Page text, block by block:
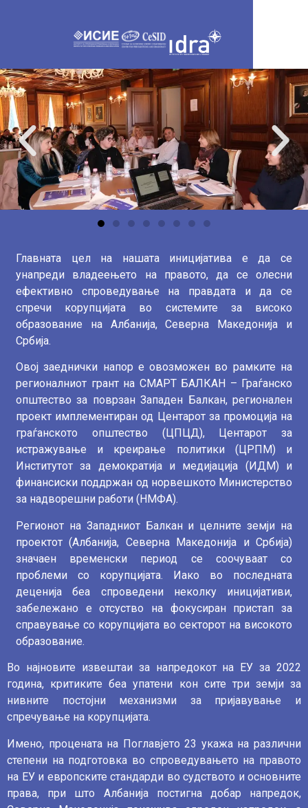
Главната цел на нашата иницијатива е да се
унапреди владеењето на правото, да се олесни
ефективно спроведување на правдата и да се
спречи корупцијата во системите за високо
образование на Албанија, Северна Македонија и
Србија.
Овој заеднички напор е овозможен во рамките на
регионалниот грант на СМАРТ БАЛКАН – Граѓанско
општество за поврзан Западен Балкан, регионален
проект имплементиран од Центарот за промоција на
граѓанското општество (ЦПЦД), Центарот за
истражување и креирање политики (ЦРПМ) и
Институтот за демократија и медијација (ИДМ) и
финансиски поддржан од норвешкото Министерство
за надворешни работи (НМФА).
Регионот на Западниот Балкан и целните земји на
проектот (Албанија, Северна Македонија и Србија)
значаен временски период се соочуваат со
проблеми со корупцијата. Иако во последната
деценија беа спроведени неколку иницијативи,
забележано е отсуство на фокусиран пристап за
справување со корупцијата во секторот на високото
образование.
Во најновите извештаи за напредокот на ЕУ за 2022
година, критиките беа упатени кон сите три земји за
нивните постојни механизми за пријавување и
спречување на корупцијата.
Имено, процената на Поглавјето 23 укажа на различни
степени на подготовка во спроведувањето на правото
на ЕУ и европските стандарди во судството и основните
права, при што Албанија постигна добар напредок,